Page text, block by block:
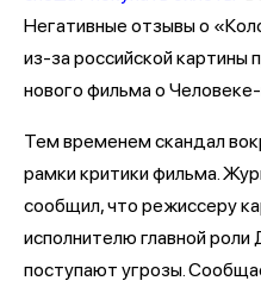
Негативные отзывы о
из-за российской картины
нового фильма о Человеке-
Тем временем скандал
рамки критики фильма.
сообщил, что режиссеру
исполнителю главной
поступают угрозы.